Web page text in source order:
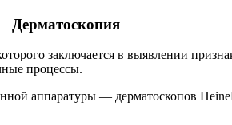
Дерматоскопия
заключается в выявлении
процессы.
аппаратуры — дерматоскопов